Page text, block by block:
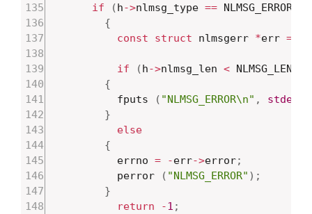
if
( h->nlmsg_type == NLMSG_ERROR
{
const
struct nlmsgerr *err =
if ( h->nlmsg_len <
{
		  fputs
( "NLMSG_ERROR\n" , stderr
}
else
{
		  errno
= -err->error;
		  perror
( "NLMSG_ERROR" ) ;
}
return
-1 ;